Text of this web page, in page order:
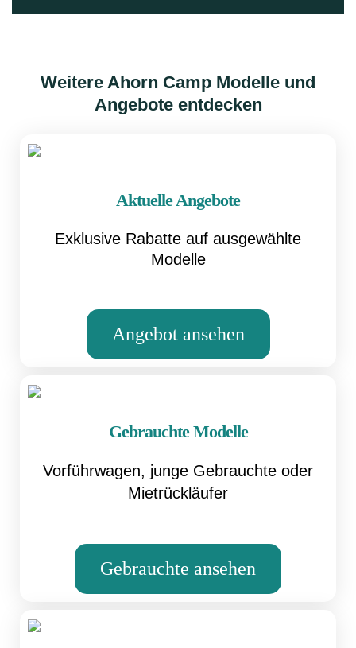
Weitere Ahorn Camp Modelle und
Angebote entdecken
Aktuelle Angebote
Exklusive Rabatte auf ausgewählte
Modelle
Angebot ansehen
Gebrauchte Modelle
Vorführwagen, junge Gebrauchte oder
Mietrückläufer
Gebrauchte ansehen